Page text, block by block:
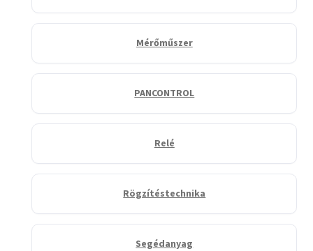
Mérőműszer
PANCONTROL
Relé
Rögzítéstechnika
Segédanyag